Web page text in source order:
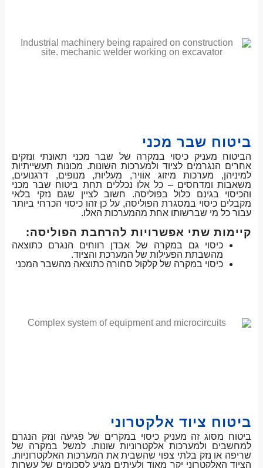
ביטוח שבר מכני
הביטוח מעניק כיסוי במקרה של שבר מכני תאונתי ונזקים
אחרים הנגרמים לציוד ולמערכות השונות. מכונות תעשייתיות
למיניהן, מערכות מיזוג אוויר, מעליות, מנופים, דרגנועים,
משאבות ומדחסים – כל אלו נכללים תחת ביטוח שבר מכני
והכיסוי בגינם כלול בפוליסה. חשוב לציין שגם נזקי בלאי
מקבלים כיסוי במסגרת הפוליסה, על כן זהו כיסוי הכרחי ביותר
עבור כל מי שברשותו אחת מהמערכות האלו.
קיימות שתי אפשרויות להרחבת הפוליסה:
כיסוי גם במקרה של אבדן רווחים הנגרם כתוצאה
מהשבתת הפעילות של המערכת והציוד.
כיסוי במקרה של קלקול סחורה כתוצאה מהשבר המכני
ביטוח ציוד אלקטרוני
ביטוח מסוג זה מעניק כיסוי במקרים של פגיעה ונזק הנגרם
למחשבים ולמערכות אלקטרוניות שונות. למשל במקרה של
שריפה או נזק בלתי צפוי שהשבית את המערכות האלקטרוניות.
הציוד האלקטרוני יקר מאוד ולעיתים מגיע לסכומים של עשרות